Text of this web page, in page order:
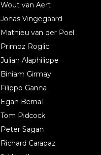
Wout van Aert
Jonas Vingegaard
Mathieu van der Poel
Primoz Roglic
Julian Alaphilippe
Biniam Girmay
Filippo Ganna
Egan Bernal
Tom Pidcock
Peter Sagan
Richard Carapaz